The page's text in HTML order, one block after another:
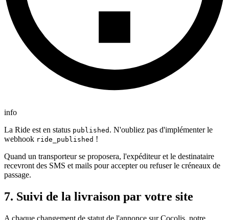
info
La Ride est en status published . N'oubliez pas d'implémenter le
webhook ride_published !
Quand un transporteur se proposera, l'expéditeur et le destinataire
recevront des SMS et mails pour accepter ou refuser le créneaux de
passage.
7. Suivi de la livraison par votre site